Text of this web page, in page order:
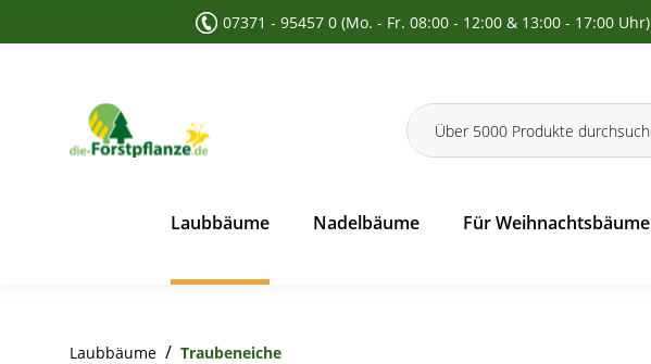
Zur Hauptnavigation springen
07371 - 95457 0 (Mo. - Fr. 08:00 - 12:00 & 13:00 - 17:00 Uhr)
Laubbäume Nadelbäume Für Weihnachtsbäume
Laubbäume / Traubeneiche